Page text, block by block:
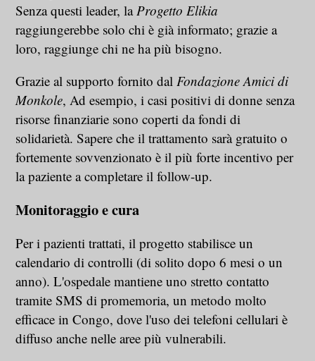
Senza questi leader, la Progetto Elikia
raggiungerebbe solo chi è già informato; grazie a
loro, raggiunge chi ne ha più bisogno.
Grazie al supporto fornito dal Fondazione Amici di
Monkole, Ad esempio, i casi positivi di donne senza
risorse finanziarie sono coperti da fondi di
solidarietà. Sapere che il trattamento sarà gratuito o
fortemente sovvenzionato è il più forte incentivo per
la paziente a completare il follow-up.
Monitoraggio e cura
Per i pazienti trattati, il progetto stabilisce un
calendario di controlli (di solito dopo 6 mesi o un
anno). L'ospedale mantiene uno stretto contatto
tramite SMS di promemoria, un metodo molto
efficace in Congo, dove l'uso dei telefoni cellulari è
diffuso anche nelle aree più vulnerabili.